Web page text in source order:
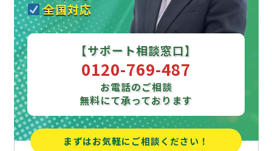
全国対応
【サポート相談窓口】
0120-769-487
お電話のご相談
無料にて承っております
まずはお気軽にご相談ください！